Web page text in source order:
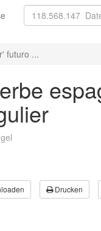
futuro ...
Drucken